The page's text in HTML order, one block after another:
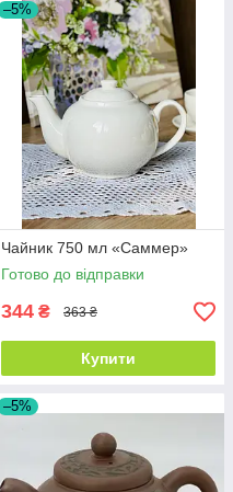
–5%
Чайник 750 мл «Саммер»
Готово до відправки
344 ₴ 363 ₴
Купити
–5%